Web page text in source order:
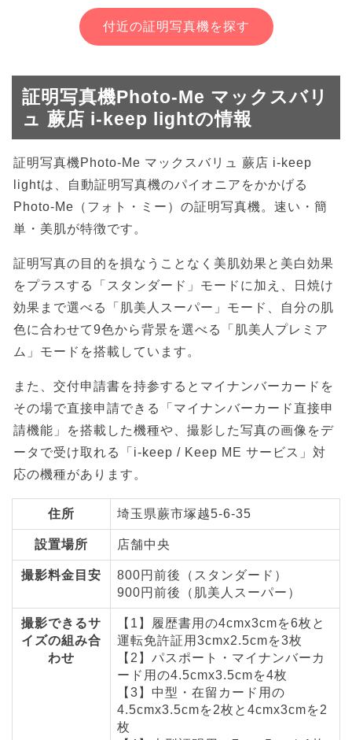
付近の証明写真機を探す
証明写真機Photo-Me マックスバリ
ュ 蕨店 i-keep lightの情報
証明写真機Photo-Me マックスバリュ 蕨店 i-keep
lightは、自動証明写真機のパイオニアをかかげる
Photo-Me（フォト・ミー）の証明写真機。速い・簡
単・美肌が特徴です。
証明写真の目的を損なうことなく美肌効果と美白効果
をプラスする「スタンダード」モードに加え、日焼け
効果まで選べる「肌美人スーパー」モード、自分の肌
色に合わせて9色から背景を選べる「肌美人プレミア
ム」モードを搭載しています。
また、交付申請書を持参するとマイナンバーカードを
その場で直接申請できる「マイナンバーカード直接申
請機能」を搭載した機種や、撮影した写真の画像をデ
ータで受け取れる「i-keep / Keep ME サービス」対
応の機種があります。
住所 埼玉県蕨市塚越5-6-35
設置場所 店舗中央
撮影料金目安
800円前後（スタンダード）
900円前後（肌美人スーパー）
撮影できるサ
イズの組み合
わせ
【1】履歴書用の4cmx3cmを6枚と
運転免許証用3cmx2.5cmを3枚
【2】パスポート・マイナンバーカ
ード用の4.5cmx3.5cmを4枚
【3】中型・在留カード用の
4.5cmx3.5cmを2枚と4cmx3cmを2
枚